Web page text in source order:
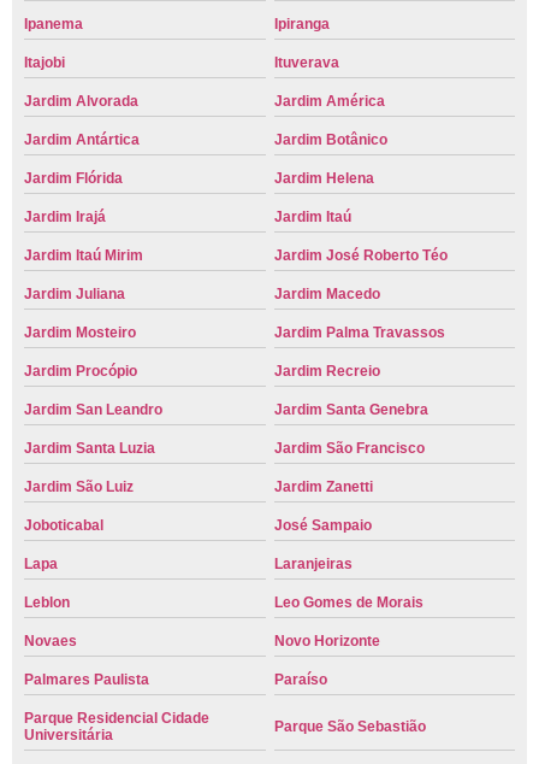
Ipanema Ipiranga
Itajobi Ituverava
Jardim Alvorada Jardim América
Jardim Antártica Jardim Botânico
Jardim Flórida Jardim Helena
Jardim Irajá Jardim Itaú
Jardim Itaú Mirim Jardim José Roberto Téo
Jardim Juliana Jardim Macedo
Jardim Mosteiro Jardim Palma Travassos
Jardim Procópio Jardim Recreio
Jardim San Leandro Jardim Santa Genebra
Jardim Santa Luzia Jardim São Francisco
Jardim São Luiz Jardim Zanetti
Joboticabal José Sampaio
Lapa Laranjeiras
Leblon Leo Gomes de Morais
Novaes Novo Horizonte
Palmares Paulista Paraíso
Parque Residencial Cidade
Universitária
Parque São Sebastião